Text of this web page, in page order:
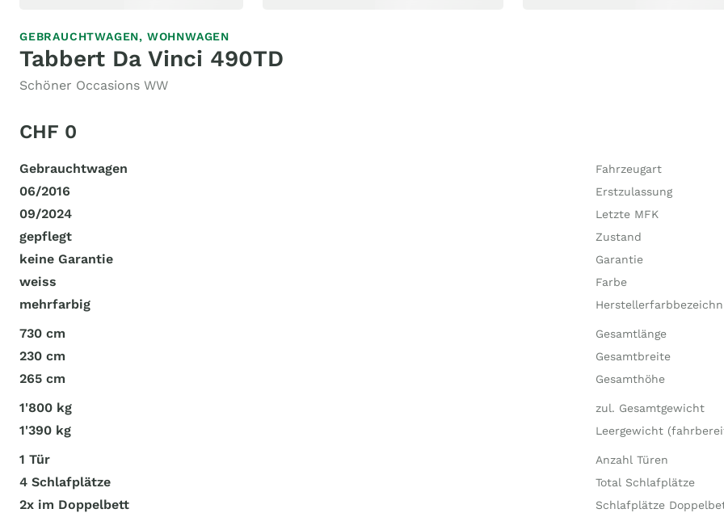
GEBRAUCHTWAGEN, WOHNWAGEN
Tabbert Da Vinci 490TD
Schöner Occasions WW
CHF 0
Gebrauchtwagen Fahrzeugart
06/2016 Erstzulassung
09/2024 Letzte MFK
gepflegt Zustand
keine Garantie Garantie
weiss Farbe
mehrfarbig
730 cm Gesamtlänge
230 cm Gesamtbreite
265 cm Gesamthöhe
1'800 kg zul. Gesamtgewicht
1'390 kg Leergewicht
1 Tür Anzahl Türen
4 Schlafplätze Total Schlafplätze
2x im Doppelbett Schlafplätze